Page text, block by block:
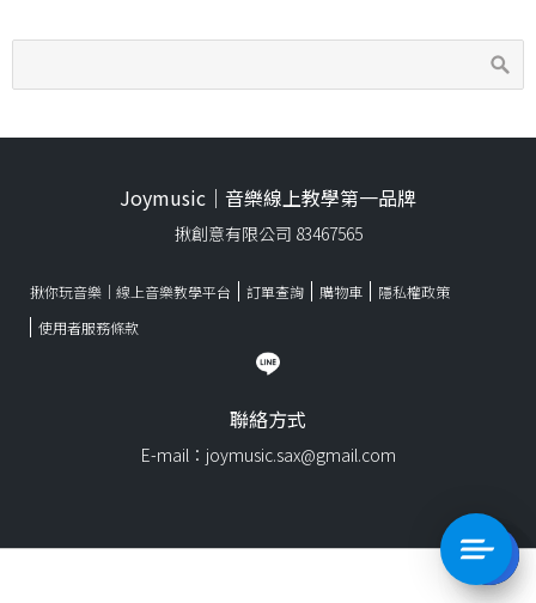
Joymusic｜音樂線上教學第一品牌
揪創意有限公司 83467565
揪你玩音樂｜線上音樂教學平台 訂單查詢 購物車
隱私權政策
使用者服務條款
聯絡方式
E-mail：joymusic.sax@gmail.com